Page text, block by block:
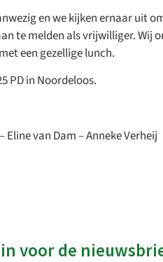
en we kijken ernaar uit
te melden als vrijwilliger. Wij
een gezellige lunch.
PD in Noordeloos.
van Dam – Anneke Verheij
voor de
perceeldagen 2026
om het land
weer veel Open Perceeldagen